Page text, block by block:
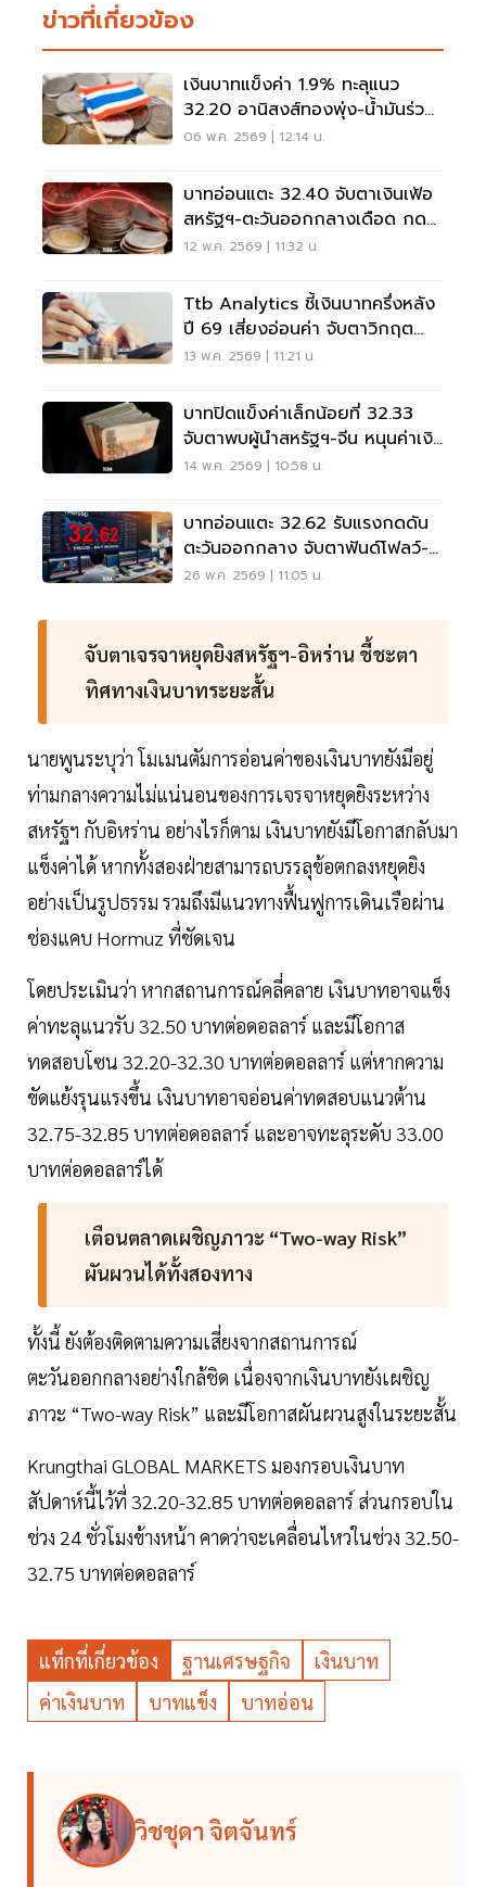
ข่าวที่เกี่ยวข้อง
เงินบาทแข็งค่า 1.9% ทะลุแนว
32.20 อานิสงส์ทองพุ่ง-น้ำมันร่วง-
ต่างชาติไล่ซื้อบอนด์ไทย
06 พ.ค. 2569 | 12:14 น.
บาทอ่อนแตะ 32.40 จับตาเงินเฟ้อ
สหรัฐฯ-ตะวันออกกลางเดือด กด
ฟันด์โฟลว์ไหลออก
12 พ.ค. 2569 | 11:32 น.
Ttb Analytics ชี้เงินบาทครึ่งหลัง
ปี 69 เสี่ยงอ่อนค่า จับตาวิกฤต
พลังงาน
13 พ.ค. 2569 | 11:21 น.
บาทปิดแข็งค่าเล็กน้อยที่ 32.33
จับตาพบผู้นำสหรัฐฯ-จีน หนุนค่าเงิน
เอเชีย
14 พ.ค. 2569 | 10:58 น.
บาทอ่อนแตะ 32.62 รับแรงกดดัน
ตะวันออกกลาง จับตาฟันด์โฟลว์-
ข้อมูลศก.สหรัฐ
26 พ.ค. 2569 | 11:05 น.
จับตาเจรจาหยุดยิงสหรัฐฯ-อิหร่าน ชี้ชะตา
ทิศทางเงินบาทระยะสั้น
นายพูนระบุว่า โมเมนตัมการอ่อนค่าของเงินบาทยังมีอยู่
ท่ามกลางความไม่แน่นอนของการเจรจาหยุดยิงระหว่าง
สหรัฐฯ กับอิหร่าน อย่างไรก็ตาม เงินบาทยังมีโอกาสกลับมา
แข็งค่าได้ หากทั้งสองฝ่ายสามารถบรรลุข้อตกลงหยุดยิง
อย่างเป็นรูปธรรม รวมถึงมีแนวทางฟื้นฟูการเดินเรือผ่าน
ช่องแคบ Hormuz ที่ชัดเจน
โดยประเมินว่า หากสถานการณ์คลี่คลาย เงินบาทอาจแข็ง
ค่าทะลุแนวรับ 32.50 บาทต่อดอลลาร์ และมีโอกาส
ทดสอบโซน 32.20-32.30 บาทต่อดอลลาร์ แต่หากความ
ขัดแย้งรุนแรงขึ้น เงินบาทอาจอ่อนค่าทดสอบแนวต้าน
32.75-32.85 บาทต่อดอลลาร์ และอาจทะลุระดับ 33.00
บาทต่อดอลลาร์ได้
เตือนตลาดเผชิญภาวะ “Two-way Risk”
ผันผวนได้ทั้งสองทาง
ทั้งนี้ ยังต้องติดตามความเสี่ยงจากสถานการณ์
ตะวันออกกลางอย่างใกล้ชิด เนื่องจากเงินบาทยังเผชิญ
ภาวะ “Two-way Risk” และมีโอกาสผันผวนสูงในระยะสั้น
Krungthai GLOBAL MARKETS มองกรอบเงินบาท
สัปดาห์นี้ไว้ที่ 32.20-32.85 บาทต่อดอลลาร์ ส่วนกรอบใน
ช่วง 24 ชั่วโมงข้างหน้า คาดว่าจะเคลื่อนไหวในช่วง 32.50-
32.75 บาทต่อดอลลาร์
แท็กที่เกี่ยวข้อง ฐานเศรษฐกิจ
เงินบาท
ค่าเงินบาท
บาทแข็ง บาทอ่อน
วิชชุดา จิตจันทร์